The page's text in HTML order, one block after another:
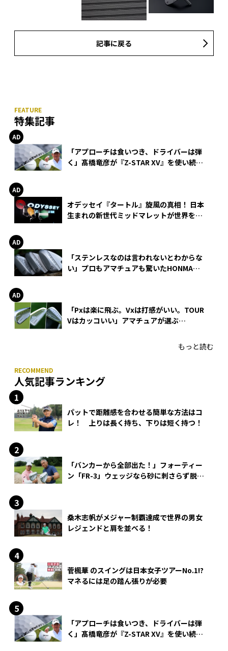
記事に戻る
特集記事
「アプローチは食いつき、ドライバーは弾
く」髙橋竜彦が『Z-STAR XV』を使い続け
オデッセイ『タートル』旋風の真相！ 日本
生まれの新世代ミッドマレットが世界を席
「ステンレスなのは言われないとわからな
い」プロもアマチュアも驚いたHONMA
「Pxは楽に飛ぶ。Vxは打感がいい。TOUR
Vはカッコいい」アマチュアが選ぶ
もっと読む
人気記事ランキング
パットで距離感を合わせる簡単な方法はコ
レ！ 上りは長く持ち、下りは短く持つ！
「バンカーから全部出た！」フォーティー
ン「FR-3」ウェッジなら砂に刺さらず脱出
桑木志帆がメジャー制覇達成で世界の男女
レジェンドと肩を並べる！
菅楓華 のスイングは日本女子ツアーNo.1!?
マネるには足の踏ん張りが必要
「アプローチは食いつき、ドライバーは弾
く」髙橋竜彦が『Z-STAR XV』を使い続け